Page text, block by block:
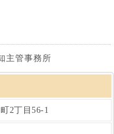
2丁目56-1